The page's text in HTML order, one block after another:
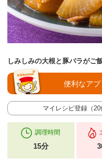
しみしみの大根と豚バラがご
マイレシピ登録（20
便利なア
調理時間
15分